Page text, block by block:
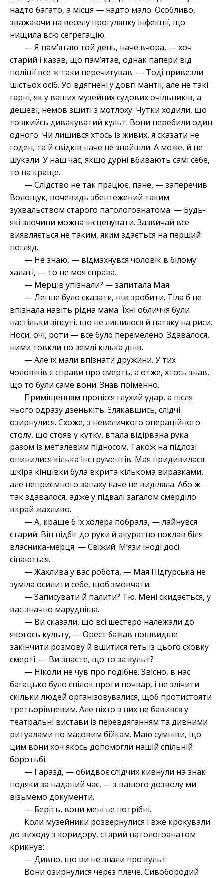
надто багато, а місця — надто мало. Особливо,
зважаючи на веселу прогулянку інфекції, що
нищила всю сегрегацію.
— Я пам’ятаю той день, наче вчора, — хоч
старий і казав, що пам’ятав, однак папери від
поліції все ж таки перечитував. — Тоді привезли
шістьох осіб. Усі вдягнені у довгі мантії, але не такі
гарні, як у ваших музейних судових очільників, а
дешеві, немов зшиті з мотлоху. Чутки ходили, що
то якийсь дивакуватий культ. Вони перебили один
одного. Чи лишився хтось із живих, я сказати не
годен, та й свідків наче не знайшли. А може, й не
шукали. У наш час, якщо дурні вбивають самі себе,
то на краще.
— Слідство не так працює, пане, — заперечив
Волощук, вочевидь збентежений таким
зухвальством старого патологоанатома. — Будь-
які злочини можна інсценувати. Зазвичай все
виявляється не таким, яким здається на перший
погляд.
— Не знаю, — відмахнувся чоловік в білому
халаті, — то не моя справа.
— Мерців упізнали? — запитала Мая.
— Легше було сказати, ніж зробити. Тіла б не
впізнала навіть рідна мама. Їхні обличчя були
настільки зіпсуті, що не лишилося й натяку на риси.
Носи, очі, роти — все було перемелено. Здавалося,
ними товкли по землі кілька днів.
— Але їх мали впізнати дружини. У тих
чоловіків є справи про смерть, а отже, хтось знав,
що то були саме вони. Знав поіменно.
Приміщенням пронісся глухий удар, а після
нього одразу дзенькіть. Злякавшись, слідчі
озирнулися. Схоже, з невеличкого операційного
столу, що стояв у кутку, впала відірвана рука
разом із металевим підносом. Також на підлозі
опинилися кілька інструментів. Мая придивилася:
шкіра кінцівки була вкрита кількома виразками,
але неприємного запаху наче не виділяла. Або ж
так здавалося, адже у підвалі загалом смерділо
вкрай жахливо.
— А, краще б їх холера побрала, — лайнувся
старий. Він підбіг до руки й акуратно поклав біля
власника-мерця. — Свіжий. М’язи іноді досі
сіпаються.
— Жахлива у вас робота, — Мая Підгурська не
зуміла осилити себе, щоб змовчати.
— Записувати й палити? Тю. Мені скидається, у
вас значно марудніша.
— Ви сказали, що всі шестеро належали до
якогось культу, — Орест бажав пошвидше
закінчити розмову й вшитися геть із цього сховку
смерті. — Ви знаєте, що то за культ?
— Ніколи не чув про подібне. Звісно, в нас
багацько було спілок проти почвар, і не злічити
скільки людей організовувалися, щоб протистояти
третьорівневим. Але ніхто з них не бавився у
театральні вистави із перевдяганням та дивними
ритуалами по масовим бійкам. Маю сумніви, що
цим вони хоч якось допомогли нашій спільній
боротьбі.
— Гаразд, — обидвоє слідчих кивнули на знак
подяки за наданий час, — з вашого дозволу ми
візьмемо документи.
— Беріть, вони мені не потрібні.
Коли музейники розвернулися і вже крокували
до виходу з коридору, старий патологоанатом
крикнув:
— Дивно, що ви не знали про культ.
Вони озирнулися через плече. Сивобородий